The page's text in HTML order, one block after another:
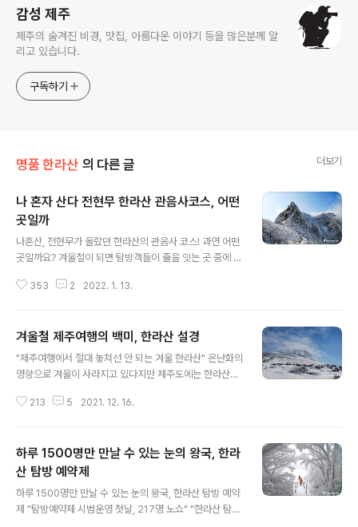
감성 제주
제주의 숨겨진 비경, 맛집, 아름다운 이야기 등을 많은분께 알
리고 있습니다.
구독하기
명품 한라산 의 다른 글 더보기
나 혼자 산다 전현무 한라산 관음사코스, 어떤
곳일까
나혼산, 전현무가 올랐던 한라산의 관음사 코스! 과연 어떤
곳일까요? 겨울철이 되면 탐방객들이 줄을 잇는 곳 중에 한
을 뽐내지만, 유난히 겨울 풍경이 압권인 곳입니다. 밀려드
시행하고 있기도 합니다. 그런데 최근 MBC 예능프로그램
인 ‘나 혼자 산다’에서 전현무가 새해 첫날 등정기로 한라산
정상에 도전하는 장면과 함께 설국으로 변한 한라산의 눈
산에서 정상을 오를 수 있는 코스는 성판악코스와 관음사
353 2 2022. 1. 13.
겨울철 제주여행의 백미, 한라산 설경
"제주여행에서 절대 놓쳐선 안 되는 겨울 한라산" 온난화의
영향으로 겨울이 사라지고 있다지만 제주도에는 한라산이
겨울의 운치를 만끽하고 싶다면 한라산엘 오르면 됩니다.
는 설경을 만끽할 수 있는 것입니다. 신이 빚어낸 명작, 겨
울의 한라산 셀 수조차도 없이 무한 아름다움이 존재하는
곳, 계절마다 독특한 멋을 뽐내는 한라산이지만, 무엇보다
도 한라산의 백미는 설경입니다. 해발 1700고지대의 평원
위에 끝없이 펼쳐진 설원, 여기에 제주특유의 파란하늘이
213 5 2021. 12. 16.
하루 1500명만 만날 수 있는 눈의 왕국, 한라
산 탐방 예약제
하루 1500명만 만날 수 있는 눈의 왕국, 한라산 탐방 예약
제 "탐방예약제 시범운영 첫날, 217명 노쇼" "한라산 탐방